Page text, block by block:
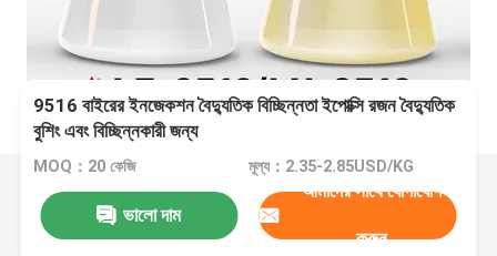
9516 বাইরের ইনজেকশন বৈদ্যুতিক বিচ্ছিন্নতা ইপোক্সি রজন বৈদ্যুতিক
বুশিং এবং বিচ্ছিন্নকারী জন্য
MOQ：20 কেজি মূল্য：2.35-2.85USD/KG
ভালো দাম
আমাদের সাথে যোগাযোগ
করুন